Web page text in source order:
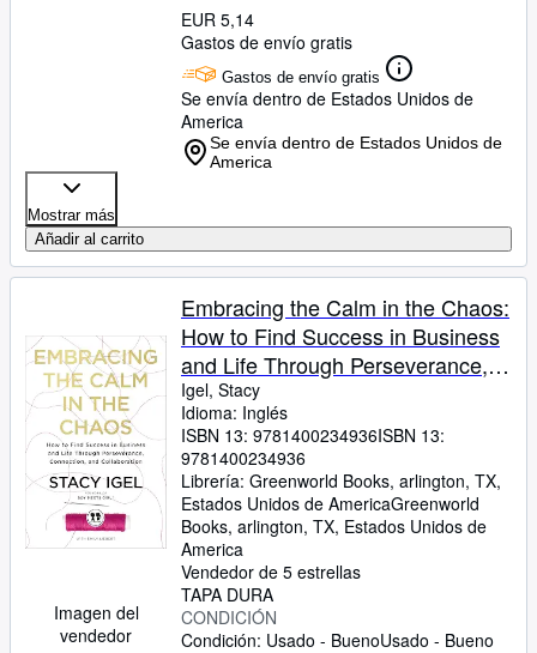
EUR 5,14
Gastos de envío gratis
Gastos de envío gratis
Se envía dentro de Estados Unidos de
America
Se envía dentro de Estados Unidos de
America
Mostrar más
Añadir al carrito
Imagen del
vendedor
Embracing the Calm in the Chaos:
How to Find Success in Business
and Life Through Perseverance,
Connection, and Collaboration
Igel, Stacy
Idioma: Inglés
ISBN 13: 9781400234936ISBN 13:
9781400234936
Librería: Greenworld Books, arlington, TX,
Estados Unidos de AmericaGreenworld
Books, arlington, TX, Estados Unidos de
America
Vendedor de 5 estrellas
TAPA DURA
CONDICIÓN
Condición: Usado - BuenoUsado - Bueno